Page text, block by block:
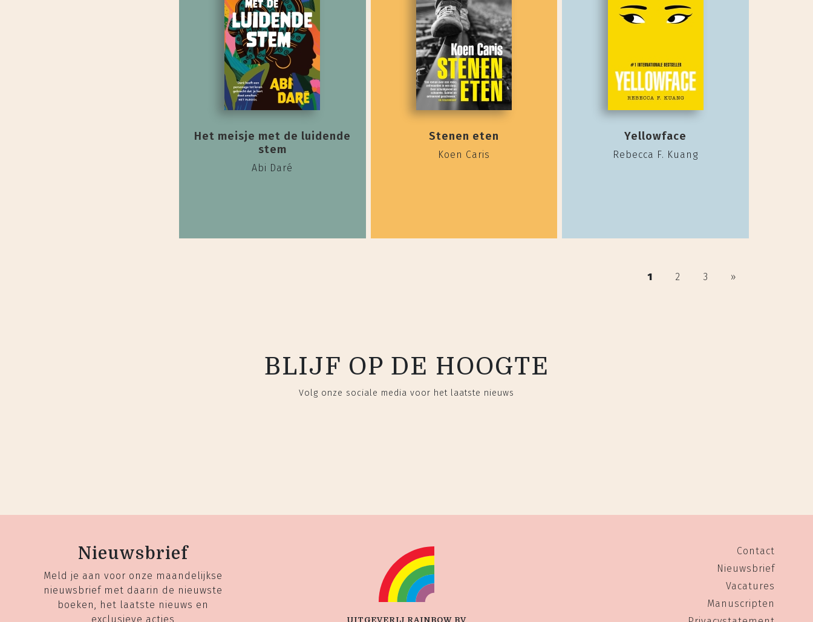
Het meisje met de luidende
stem
Abi Daré
Stenen eten
Koen Caris
Yellowface
Rebecca F. Kuang
1 2 3 »
BLIJF OP DE HOOGTE
Volg onze sociale media voor het laatste nieuws
Nieuwsbrief
Meld je aan voor onze maandelijkse
nieuwsbrief met daarin de nieuwste
boeken, het laatste nieuws en
exclusieve acties
UITGEVERIJ RAINBOW BV
Contact
Nieuwsbrief
Vacatures
Manuscripten